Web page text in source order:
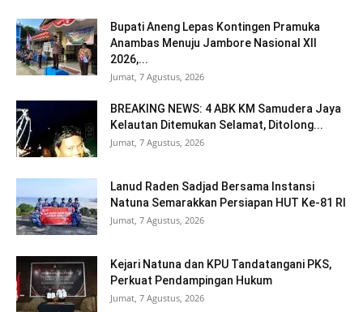
Bupati Aneng Lepas Kontingen Pramuka
Anambas Menuju Jambore Nasional XII
2026,...
Jumat, 7 Agustus, 2026
BREAKING NEWS: 4 ABK KM Samudera Jaya
Kelautan Ditemukan Selamat, Ditolong...
Jumat, 7 Agustus, 2026
Lanud Raden Sadjad Bersama Instansi
Natuna Semarakkan Persiapan HUT Ke-81 RI
Jumat, 7 Agustus, 2026
Kejari Natuna dan KPU Tandatangani PKS,
Perkuat Pendampingan Hukum
Jumat, 7 Agustus, 2026